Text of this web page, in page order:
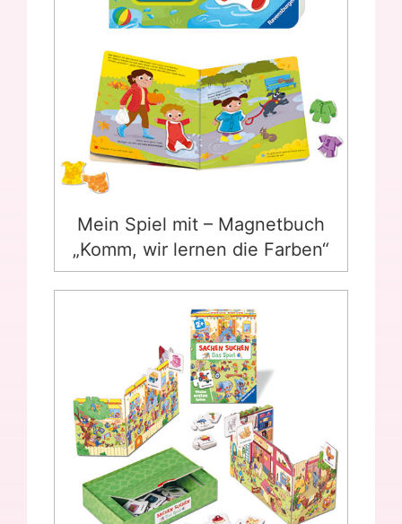
Mein Spiel mit – Magnetbuch
„Komm, wir lernen die Farben“
Sachen suchen